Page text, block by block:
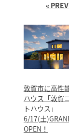
« PREV
敦賀市に高性
ハウス「敦賀
トハウス」
6/17(土
OPEN！